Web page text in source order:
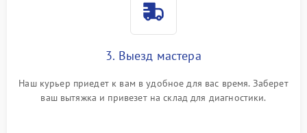
3. Выезд мастера
Наш курьер приедет к вам в удобное для вас время. Заберет
ваш вытяжка и привезет на склад для диагностики.